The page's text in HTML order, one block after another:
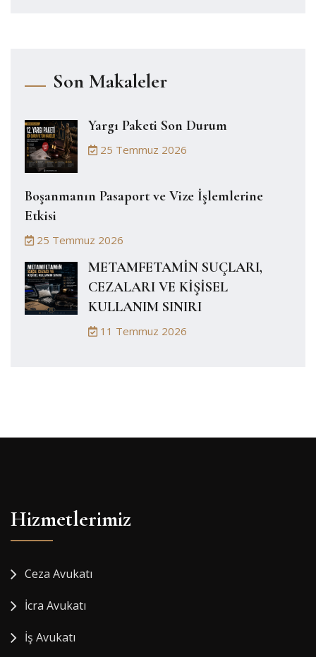
Son Makaleler
Yargı Paketi Son Durum
25 Temmuz 2026
Boşanmanın Pasaport ve Vize İşlemlerine
Etkisi
25 Temmuz 2026
METAMFETAMİN SUÇLARI,
CEZALARI VE KİŞİSEL
KULLANIM SINIRI
11 Temmuz 2026
Hizmetlerimiz
Ceza Avukatı
İcra Avukatı
İş Avukatı